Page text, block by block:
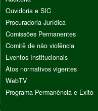
Ouvidoria e SIC
Procuradoria Jurídica
Comissões Permanentes
Comitê de não violência
Eventos Institucionais
Atos normativos vigentes
WebTV
Programa Permanência e Êxito